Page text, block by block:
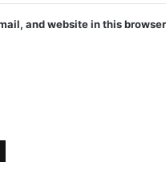
and website in this